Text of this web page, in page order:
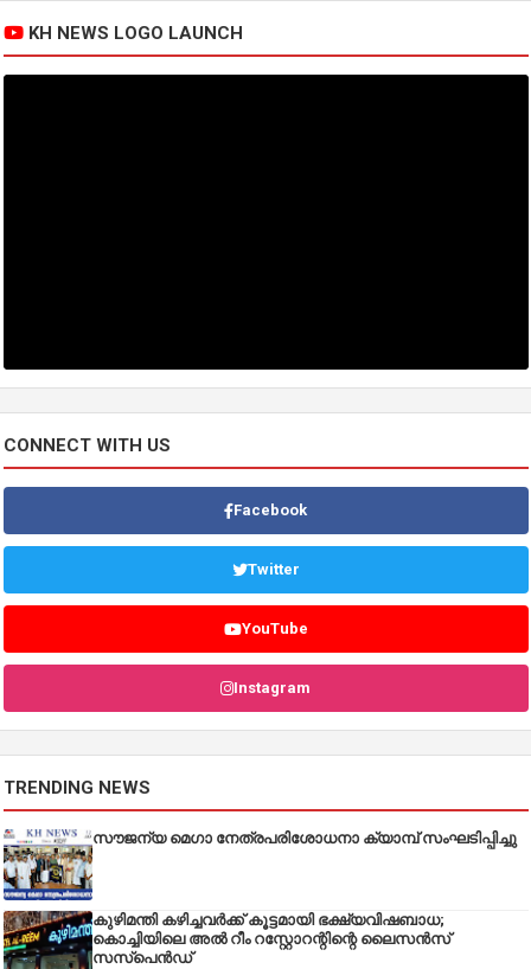
KH NEWS LOGO LAUNCH
CONNECT WITH US
Facebook
Twitter
YouTube
Instagram
TRENDING NEWS
സൗജന്യ മെഗാ നേത്രപരിശോധനാ ക്യാമ്പ് സംഘടിപ്പിച്ചു
കുഴിമന്തി കഴിച്ചവർക്ക് കൂട്ടമായി ഭക്ഷ്യവിഷബാധ;
കൊച്ചിയിലെ അൽ റീം റസ്റ്റോറന്റിന്റെ ലൈസൻസ്
സസ്പെൻഡ്